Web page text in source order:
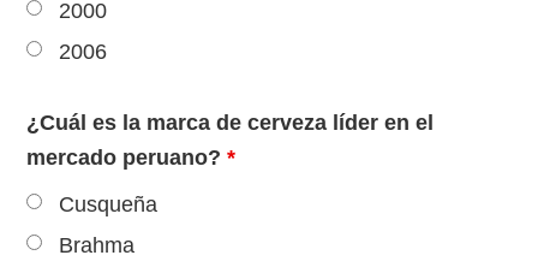
2000
2006
¿Cuál es la marca de cerveza líder en el
mercado peruano?*
Cusqueña
Brahma